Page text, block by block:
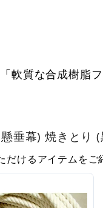
軟質な合成樹脂
垂幕) 焼きとり
けるアイテムをご